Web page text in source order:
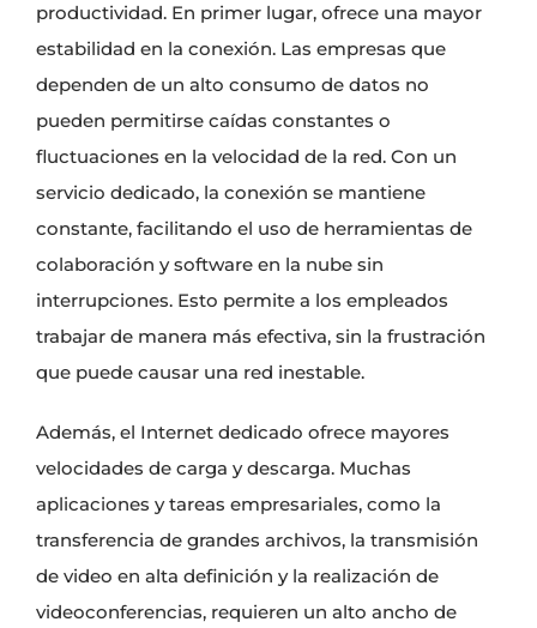
productividad. En primer lugar, ofrece una mayor
estabilidad en la conexión. Las empresas que
dependen de un alto consumo de datos no
pueden permitirse caídas constantes o
fluctuaciones en la velocidad de la red. Con un
servicio dedicado, la conexión se mantiene
constante, facilitando el uso de herramientas de
colaboración y software en la nube sin
interrupciones. Esto permite a los empleados
trabajar de manera más efectiva, sin la frustración
que puede causar una red inestable.
Además, el Internet dedicado ofrece mayores
velocidades de carga y descarga. Muchas
aplicaciones y tareas empresariales, como la
transferencia de grandes archivos, la transmisión
de video en alta definición y la realización de
videoconferencias, requieren un alto ancho de